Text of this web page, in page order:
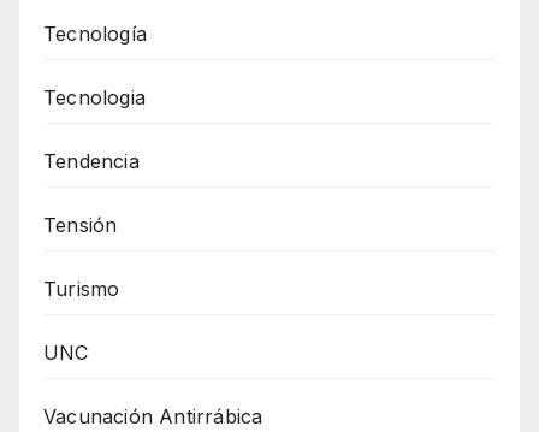
Tecnología
Tecnologia
Tendencia
Tensión
Turismo
UNC
Vacunación Antirrábica